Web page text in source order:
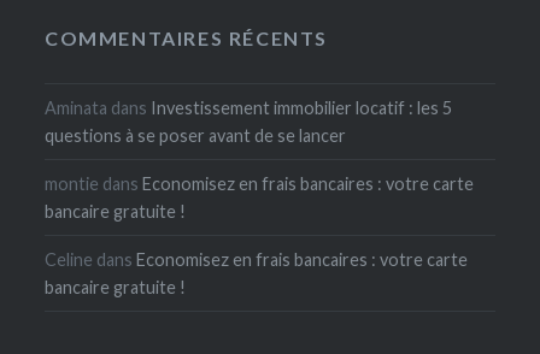
COMMENTAIRES RÉCENTS
Aminata dans Investissement immobilier locatif : les 5
questions à se poser avant de se lancer
montie dansEconomisez en frais bancaires : votre carte
bancaire gratuite !
Celine dansEconomisez en frais bancaires : votre carte
bancaire gratuite !